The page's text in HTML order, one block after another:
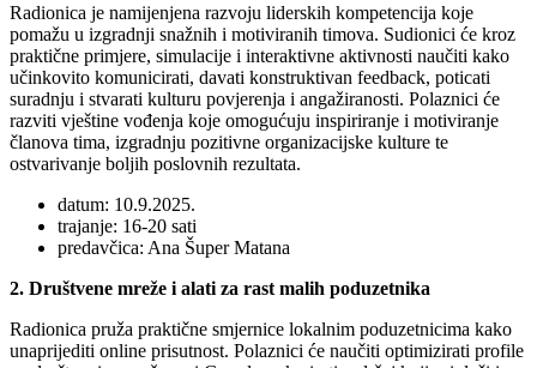
Radionica je namijenjena razvoju liderskih kompetencija koje
pomažu u izgradnji snažnih i motiviranih timova. Sudionici će kroz
praktične primjere, simulacije i interaktivne aktivnosti naučiti kako
učinkovito komunicirati, davati konstruktivan feedback, poticati
suradnju i stvarati kulturu povjerenja i angažiranosti. Polaznici će
razviti vještine vođenja koje omogućuju inspiriranje i motiviranje
članova tima, izgradnju pozitivne organizacijske kulture te
ostvarivanje boljih poslovnih rezultata.
datum: 10.9.2025.
trajanje: 16-20 sati
predavčica: Ana Šuper Matana
2. Društvene mreže i alati za rast malih poduzetnika
Radionica pruža praktične smjernice lokalnim poduzetnicima kako
unaprijediti online prisutnost. Polaznici će naučiti optimizirati profile